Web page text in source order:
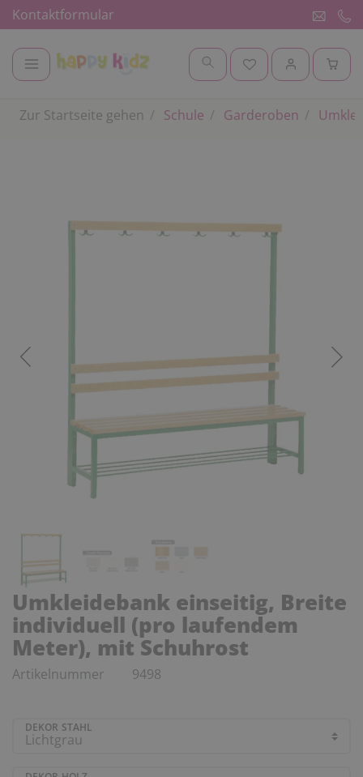
Kontaktformular
Zur Startseite gehen Schule Garderoben
Umkleidebank einseitig, Breite
individuell (pro laufendem
Meter), mit Schuhrost
Artikelnummer 9498
DEKOR STAHL